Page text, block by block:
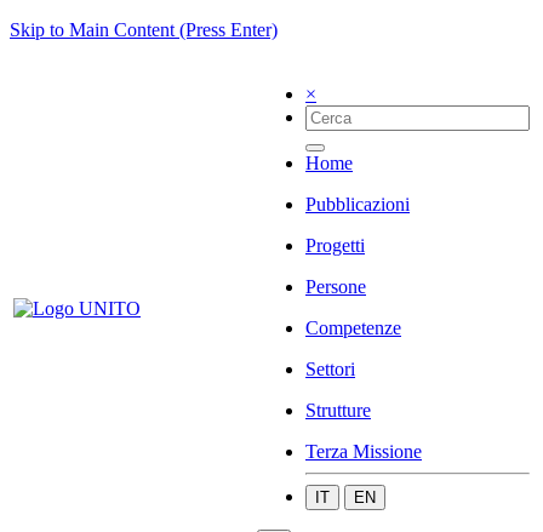
Skip to Main Content (Press Enter)
×
Home
Pubblicazioni
Progetti
Persone
Competenze
Settori
Strutture
Terza Missione
IT EN